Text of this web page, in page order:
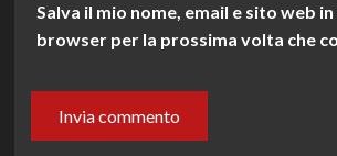
Salva il mio nome, email e sito web
browser per la prossima volta che